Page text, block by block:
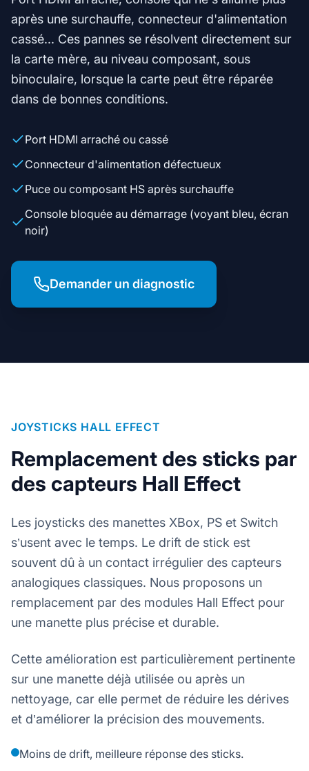
après une surchauffe, connecteur d'alimentation
cassé... Ces pannes se résolvent directement sur
la carte mère, au niveau composant, sous
binoculaire, lorsque la carte peut être réparée
dans de bonnes conditions.
Port HDMI arraché ou cassé
Connecteur d'alimentation défectueux
Puce ou composant HS après surchauffe
Console bloquée au démarrage (voyant bleu, écran
noir)
Demander un diagnostic
JOYSTICKS HALL EFFECT
Remplacement des sticks par
des capteurs Hall Effect
Les joysticks des manettes XBox, PS et Switch
s’usent avec le temps. Le drift de stick est
souvent dû à un contact irrégulier des capteurs
analogiques classiques. Nous proposons un
remplacement par des modules Hall Effect pour
une manette plus précise et durable.
Cette amélioration est particulièrement pertinente
sur une manette déjà utilisée ou après un
nettoyage, car elle permet de réduire les dérives
et d’améliorer la précision des mouvements.
Moins de drift, meilleure réponse des sticks.